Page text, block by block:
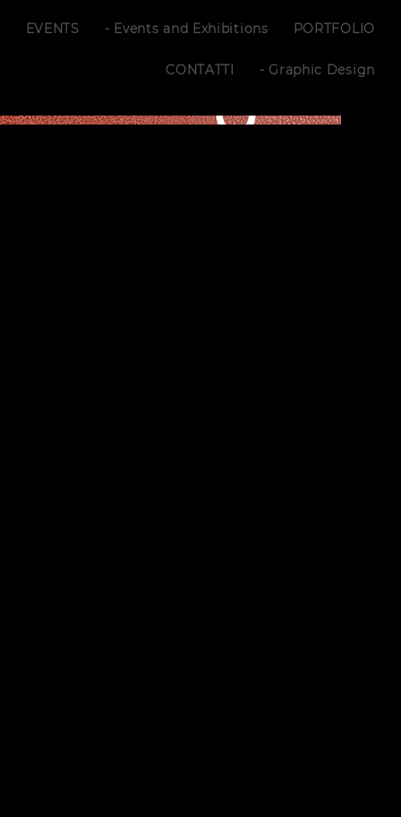
EVENTS - Events and Exhibitions PORTFOLIO
CONTATTI - Graphic Design